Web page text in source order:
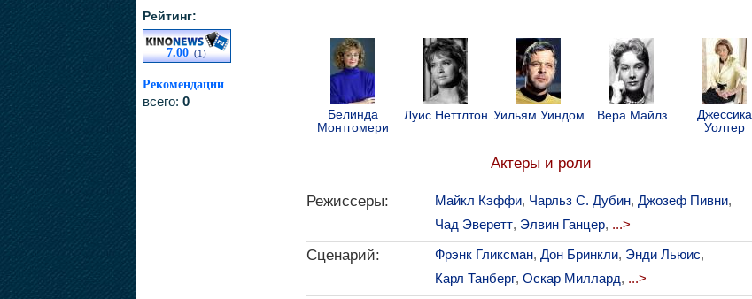
Рейтинг:
7.00 (1)
Рекомендации
всего: 0
Белинда
Монтгомери
Луис Неттлтон Уильям Уиндом Вера Майлз
Джессика
Уолтер
Актеры и роли
Режиссеры: Майкл Кэффи, Чарльз С. Дубин, Джозеф Пивни,
Чад Эверетт, Элвин Ганцер, ...>
Сценарий: Фрэнк Гликсман, Дон Бринкли, Энди Льюис,
Карл Танберг, Оскар Миллард, ...>